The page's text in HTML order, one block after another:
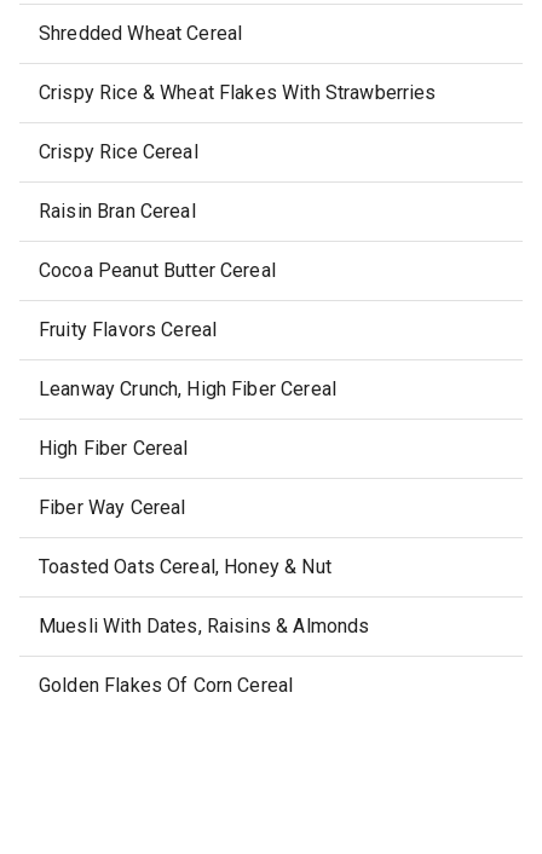
Shredded Wheat Cereal
Crispy Rice & Wheat Flakes With Strawberries
Crispy Rice Cereal
Raisin Bran Cereal
Cocoa Peanut Butter Cereal
Fruity Flavors Cereal
Leanway Crunch, High Fiber Cereal
High Fiber Cereal
Fiber Way Cereal
Toasted Oats Cereal, Honey & Nut
Muesli With Dates, Raisins & Almonds
Golden Flakes Of Corn Cereal